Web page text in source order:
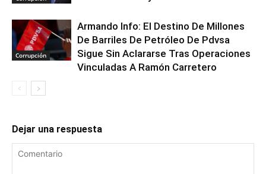
Corrupción
Armando Info: El Destino De Millones
De Barriles De Petróleo De Pdvsa
Sigue Sin Aclararse Tras Operaciones
Vinculadas A Ramón Carretero
Dejar una respuesta